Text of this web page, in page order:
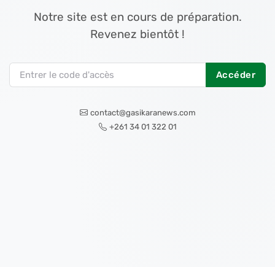
Notre site est en cours de préparation.
Revenez bientôt !
Accéder
contact@gasikaranews.com
+261 34 01 322 01